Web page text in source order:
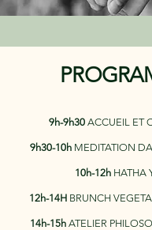
9h-9h30ACCUEIL ET
9h30-10hMEDITATION
10h-12h HATHA
12h-14HBRUNCH
14h-15hATELIER